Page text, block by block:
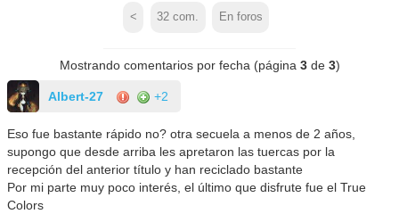
< 32 com. En foros
Mostrando comentarios por fecha (página 3de 3)
Albert-27 +2
Eso fue bastante rápido no? otra secuela a menos de 2 años,
supongo que desde arriba les apretaron las tuercas por la
recepción del anterior título y han reciclado bastante
Por mi parte muy poco interés, el último que disfrute fue el True
Colors